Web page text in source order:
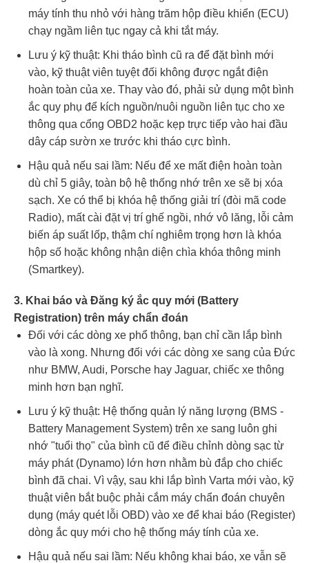
máy tính thu nhỏ với hàng trăm hộp điều khiển (ECU)
chạy ngầm liên tục ngay cả khi tắt máy.
Lưu ý kỹ thuật: Khi tháo bình cũ ra để đặt bình mới
vào, kỹ thuật viên tuyệt đối không được ngắt điện
hoàn toàn của xe. Thay vào đó, phải sử dụng một bình
ắc quy phụ để kích nguồn/nuôi nguồn liên tục cho xe
thông qua cổng OBD2 hoặc kẹp trực tiếp vào hai đầu
dây cáp sườn xe trước khi tháo cực bình.
Hậu quả nếu sai lầm: Nếu để xe mất điện hoàn toàn
dù chỉ 5 giây, toàn bộ hệ thống nhớ trên xe sẽ bị xóa
sạch. Xe có thể bị khóa hệ thống giải trí (đòi mã code
Radio), mất cài đặt vị trí ghế ngồi, nhớ vô lăng, lỗi cảm
biến áp suất lốp, thậm chí nghiêm trọng hơn là khóa
hộp số hoặc không nhận diện chìa khóa thông minh
(Smartkey).
3. Khai báo và Đăng ký ắc quy mới (Battery
Registration) trên máy chẩn đoán
Đối với các dòng xe phổ thông, bạn chỉ cần lắp bình
vào là xong. Nhưng đối với các dòng xe sang của Đức
như BMW, Audi, Porsche hay Jaguar, chiếc xe thông
minh hơn bạn nghĩ.
Lưu ý kỹ thuật: Hệ thống quản lý năng lượng (BMS -
Battery Management System) trên xe sang luôn ghi
nhớ "tuổi thọ" của bình cũ để điều chỉnh dòng sạc từ
máy phát (Dynamo) lớn hơn nhằm bù đắp cho chiếc
bình đã chai. Vì vậy, sau khi lắp bình Varta mới vào, kỹ
thuật viên bắt buộc phải cắm máy chẩn đoán chuyên
dụng (máy quét lỗi OBD) vào xe để khai báo (Register)
dòng ắc quy mới cho hệ thống máy tính của xe.
Hậu quả nếu sai lầm: Nếu không khai báo, xe vẫn sẽ